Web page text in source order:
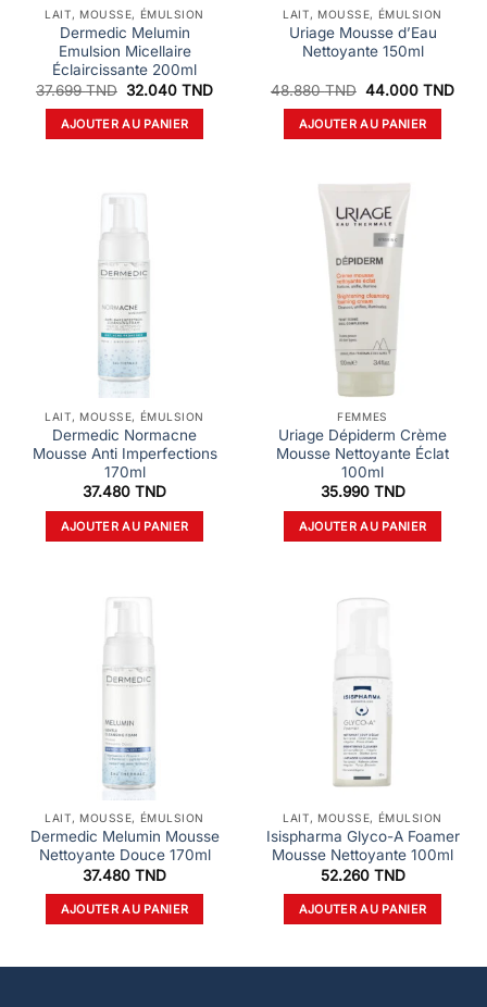
LAIT, MOUSSE, ÉMULSION
Dermedic Melumin
Emulsion Micellaire
Éclaircissante 200ml
37.699TND Le
prix
initial
était :
37.699 TND.
32.040TNDLe
32.040 TND.
AJOUTER AU PANIER
LAIT, MOUSSE, ÉMULSION
Uriage Mousse d’Eau
Nettoyante 150ml
48.880TND Le
initial
était :
48.880 TND.
44.000TNDLe
AJOUTER AU PANIER
LAIT, MOUSSE, ÉMULSION
Dermedic Normacne
Mousse Anti Imperfections
170ml
37.480 TND
AJOUTER AU PANIER
FEMMES
Uriage Dépiderm Crème
Mousse Nettoyante Éclat
100ml
35.990 TND
AJOUTER AU PANIER
LAIT, MOUSSE, ÉMULSION
Dermedic Melumin Mousse
Nettoyante Douce 170ml
37.480 TND
AJOUTER AU PANIER
LAIT, MOUSSE, ÉMULSION
Isispharma Glyco-A Foamer
Mousse Nettoyante 100ml
52.260 TND
AJOUTER AU PANIER